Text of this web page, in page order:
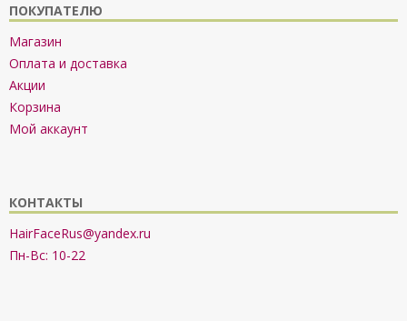
ПОКУПАТЕЛЮ
Магазин
Оплата и доставка
Акции
Корзина
Мой аккаунт
КОНТАКТЫ
HairFaceRus@yandex.ru
Пн-Вс: 10-22